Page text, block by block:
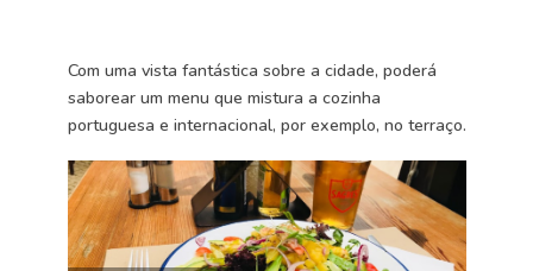
Com uma vista fantástica sobre a cidade, poderá
saborear um menu que mistura a cozinha
portuguesa e internacional, por exemplo, no terraço.